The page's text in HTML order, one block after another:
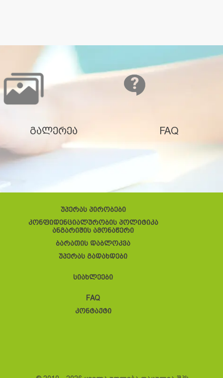
გალერეა FAQ
უპერას პირობები
კონფიდენციალურობის პოლიტიკა
ანგარიშის ამონაწერი
ბარათის დაბლოკვა
უპერას გადახდები
სიახლეები
FAQ
კონტაქტი